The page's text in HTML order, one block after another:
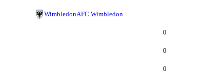
WimbledonAFC Wimbledon
0
0
0